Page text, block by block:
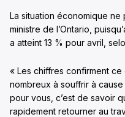
La situation économique
ministre de l’Ontario,
a atteint 13 % pour avril,
« Les chiffres confirment
nombreux à souffrir à
pour vous, c’est de savoir
rapidement retourner au